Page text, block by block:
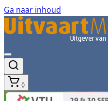
Ga naar inhoud
0